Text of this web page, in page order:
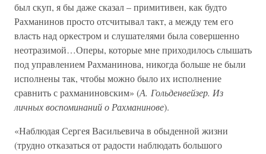
был скуп, я бы даже сказал – примитивен, как будто
Рахманинов просто отсчитывал такт, а между тем его
власть над оркестром и слушателями была совершенно
неотразимой…Оперы, которые мне приходилось слышать
под управлением Рахманинова, никогда больше не были
исполнены так, чтобы можно было их исполнение
сравнить с рахманиновским» (А. Гольденвейзер. Из
личных воспоминаний о Рахманинове).
«Наблюдая Сергея Васильевича в обыденной жизни
(трудно отказаться от радости наблюдать большого